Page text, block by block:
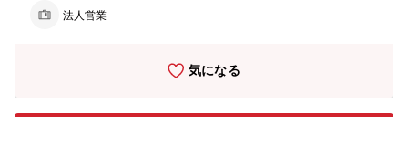
減や、経営の効率化という面で大手メーカーから注目されています。
を中心としながら、新規顧客への提案活動にも携わっていただきま
営業の特徴】 ■弊社の営業はプロジェクト(顧客)単位で業務を任さ
法人営業
気になる